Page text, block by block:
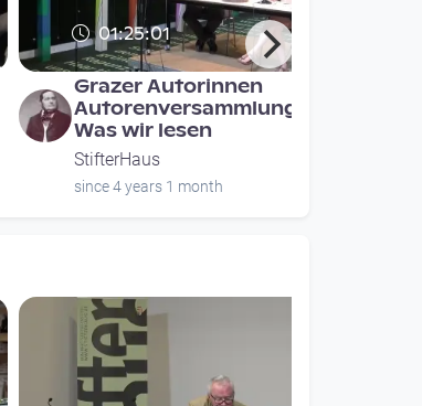
01:25:01
Grazer Autorinnen
Autorenversammlung -
Was wir lesen
StifterHaus
since 4 years 1 month